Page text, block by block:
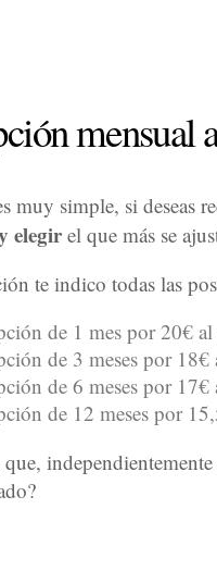
mensual
muy simple, si deseas
elegir el que más se
te indico todas las
de 1 mes por 20€ al
de 3 meses por
de 6 meses por
de 12 meses por